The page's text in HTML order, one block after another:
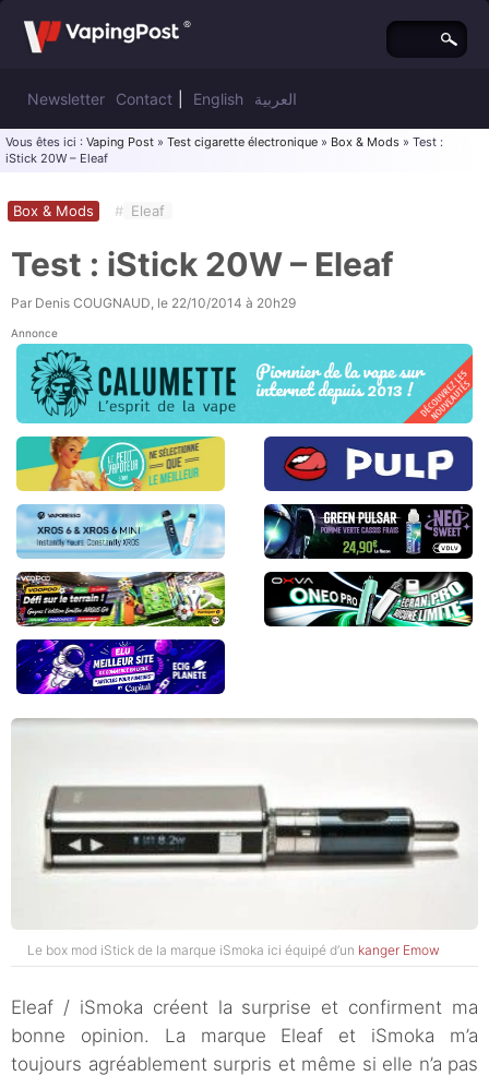
Newsletter Contact English العربية
Vous êtes ici : Vaping Post » Test cigarette électronique » Box & Mods » Test :
iStick 20W – Eleaf
Box & Mods # Eleaf
Test : iStick 20W – Eleaf
Par Denis COUGNAUD, le 22/10/2014 à 20h29
Annonce
Le box mod iStick de la marque iSmoka ici équipé d’un kanger Emow
Eleaf / iSmoka créent la surprise et confirment ma
bonne opinion. La marque Eleaf et iSmoka m’a
toujours agréablement surpris et même si elle n’a pas